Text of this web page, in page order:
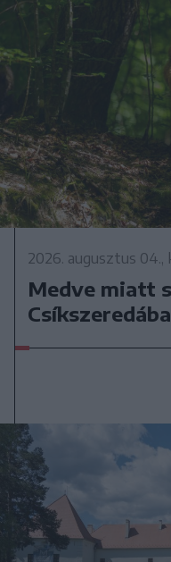
2026. augusztus 04.,
Medve miatt